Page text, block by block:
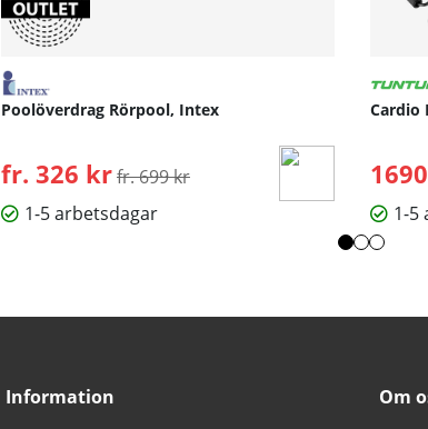
Poolöverdrag Rörpool, Intex
fr. 326 krOrdinarie pris:
fr. 699 kr
1-5 arbetsdagar
Cardio
1-5
Information Om